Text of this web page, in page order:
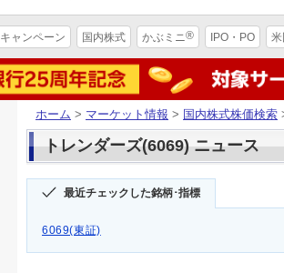
キャンペーン 国内株式 かぶミニ® IPO・PO
ホーム > マーケット情報 > 国内株式株価検索
トレンダーズ(6069) ニュース
最近チェックした銘柄･指標
6069(東証)